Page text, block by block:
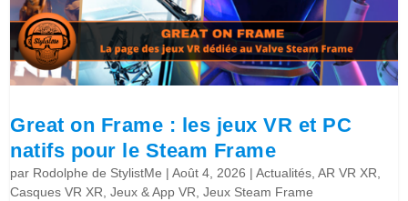
Great on Frame : les jeux VR et PC
natifs pour le Steam Frame
par Rodolphe de StylistMe |Août 4, 2026 |Actualités ,AR VR XR
Casques VR XR ,Jeux & App VR ,Jeux Steam Frame